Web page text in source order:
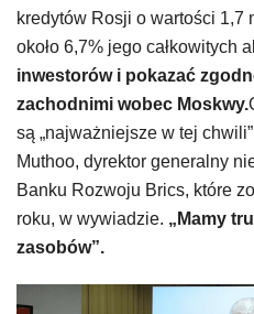
kredytów Rosji o wartości 1,7
około 6,7% jego całkowitych
inwestorów i pokazać
zachodnimi wobec Moskwy.
są „najważniejsze w tej
Muthoo, dyrektor generalny
Banku Rozwoju Brics, które
roku, w wywiadzie. „Mamy
zasobów”.